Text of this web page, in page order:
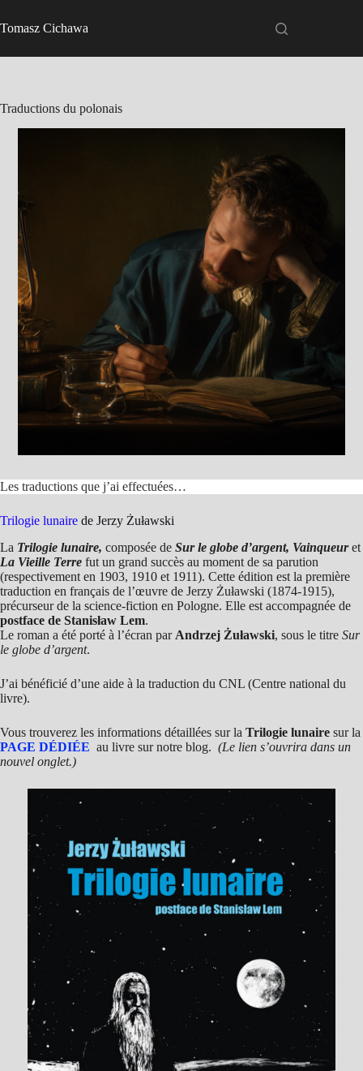
au
contenu
Tomasz Cichawa
Traductions du polonais
Les traductions que j’ai effectuées…
Trilogie lunaire de Jerzy Żuławski
La Trilogie lunaire, composée de Sur le globe d’argent, Vainqueuret
La Vieille Terre fut un grand succès au moment de sa parution
(respectivement en 1903, 1910 et 1911). Cette édition est la première
traduction en français de l’œuvre de Jerzy Żuławski (1874-1915),
précurseur de la science-fiction en Pologne. Elle est accompagnée de
postface de Stanisław Lem.
Le roman a été porté à l’écran par Andrzej Żuławski, sous le titre Sur
le globe d’argent.
J’ai bénéficié d’une aide à la traduction du CNL (Centre national du
livre).
Vous trouverez les informations détaillées sur la Trilogie lunaire sur la
PAGE DÉDIÉE au livre sur notre blog. (Le lien s’ouvrira dans un
nouvel onglet.)